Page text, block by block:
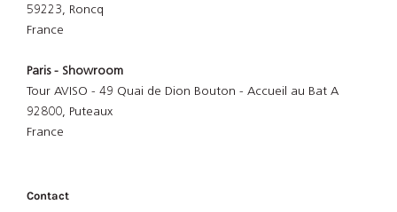
59223, Roncq
France
Paris - Showroom
Tour AVISO - 49 Quai de Dion Bouton - Accueil au Bat A
92800, Puteaux
France
Contact